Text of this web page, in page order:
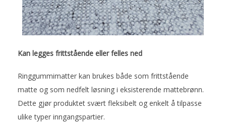
Kan legges frittstående eller felles ned
Ringgummimatter kan brukes både som frittstående
matte og som nedfelt løsning i eksisterende mattebrønn.
Dette gjør produktet svært fleksibelt og enkelt å tilpasse
ulike typer inngangspartier.